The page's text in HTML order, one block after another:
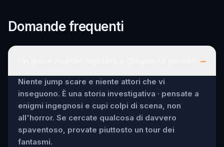
Domande frequenti
–
Niente jump scare e niente attori che vi
inseguono. È una storia investigativa · pensate a
enigmi ingegnosi e cupi colpi di scena, non
all'horror. Se cercate qualcosa di davvero
spaventoso, provate piuttosto un tour dei
fantasmi.